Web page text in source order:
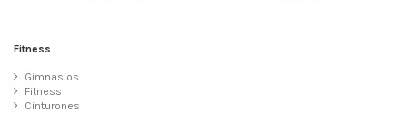
Fitness
Gimnasios
Fitness
Cinturones